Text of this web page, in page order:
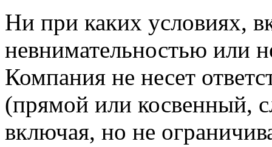
Ни при каких условиях,
невнимательностью или
Компания не несет
(прямой или косвенный,
включая, но не